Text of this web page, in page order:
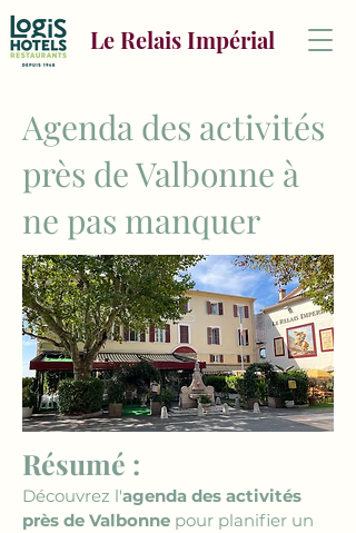
Le Relais Impérial
Agenda des activités
près de Valbonne à
ne pas manquer
Résumé :
Découvrez l'agenda des activités
près de Valbonne pour planifier un